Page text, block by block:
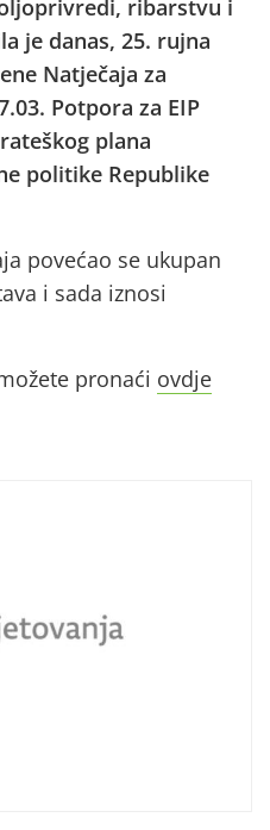
ribarstvu i
je danas, 25. rujna
Natječaja za
Potpora za EIP
plana
politike Republike
povećao se ukupan
i sada iznosi
pronaći ovdje